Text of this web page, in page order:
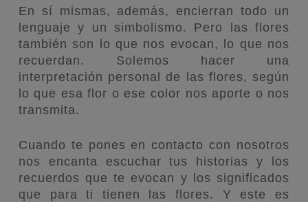
En sí mismas, además, encierran todo un
lenguaje y un simbolismo. Pero las flores
también son lo que nos evocan, lo que nos
recuerdan. Solemos hacer una
interpretación personal de las flores, según
lo que esa flor o ese color nos aporte o nos
transmita.
Cuando te pones en contacto con nosotros
nos encanta escuchar tus historias y los
recuerdos que te evocan y los significados
que para ti tienen las flores. Y este es